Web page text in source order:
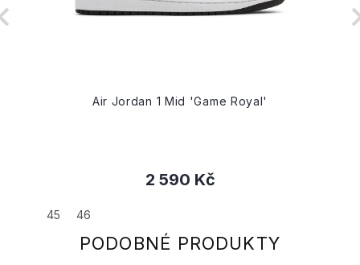
Air Jordan 1 Mid 'Game Royal'
2 590 Kč
45 46